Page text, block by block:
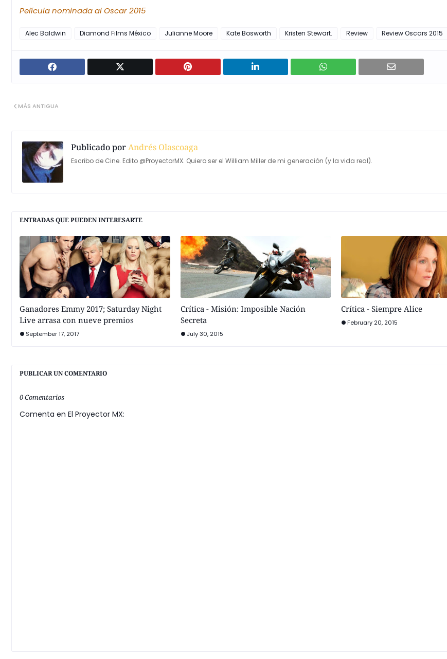
Película nominada al Oscar 2015
Alec Baldwin Diamond Films México Julianne Moore Kate Bosworth Kristen Stewart. Review Review Oscars 2015
MÁS ANTIGUA
Publicado porAndrés Olascoaga
Escribo de Cine. Edito @ProyectorMX. Quiero ser el William Miller de mi generación (y la vida real).
ENTRADAS QUE PUEDEN INTERESARTE
Ganadores Emmy 2017; Saturday Night
Live arrasa con nueve premios
September 17, 2017
Crítica - Misión: Imposible Nación
Secreta
July 30, 2015
Crítica - Siempre Alice
February 20, 2015
PUBLICAR UN COMENTARIO
0 Comentarios
Comenta en El Proyector MX: